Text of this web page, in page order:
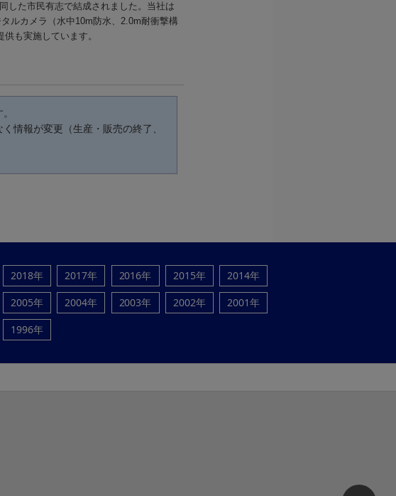
した市民有志で結成されました。当社は
ルカメラ（水中10m防水、2.0m耐衝撃構
も実施しています。
情報が変更（生産・販売の終了、
2018年 2017年 2016年 2015年
2014年
2005年 2004年 2003年 2002年
2001年
1996年